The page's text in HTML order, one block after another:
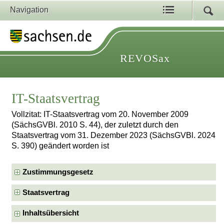
Navigation
REVOSax
IT-Staatsvertrag
Vollzitat: IT-Staatsvertrag vom 20. November 2009
(SächsGVBl. 2010 S. 44), der zuletzt durch den
Staatsvertrag vom 31. Dezember 2023 (SächsGVBl. 2024
S. 390) geändert worden ist
Zustimmungsgesetz
Staatsvertrag
Inhaltsübersicht